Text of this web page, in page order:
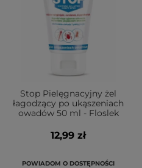
Stop Pielęgnacyjny żel
łagodzący po ukąszeniach
owadów 50 ml - Floslek
12,99 zł
POWIADOM O DOSTĘPNOŚCI